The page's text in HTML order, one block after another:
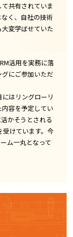
共有されていま
く、自社の技術
変学ばせていた
活用を実務に落
にご参加いただ
はリングローリ
容を予定してい
かそうとされる
受けています。今
ム一丸となって